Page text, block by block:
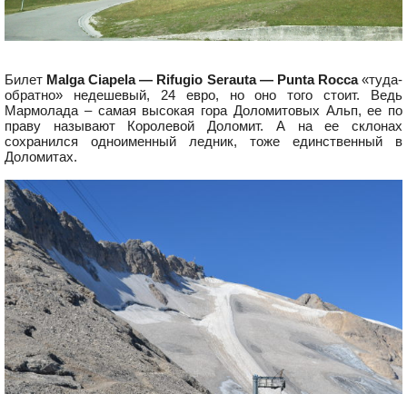
Билет Malga Ciapela — Rifugio Serauta — Punta Rocca«туда-
обратно» недешевый, 24 евро, но оно того стоит. Ведь
Мармолада – самая высокая гора Доломитовых Альп, ее по
праву называют Королевой Доломит. А на ее склонах
сохранился одноименный ледник, тоже единственный в
Доломитах.